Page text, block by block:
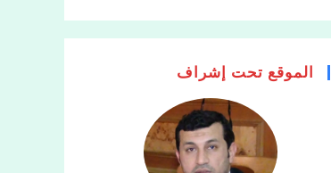
الموقع تحت إشراف